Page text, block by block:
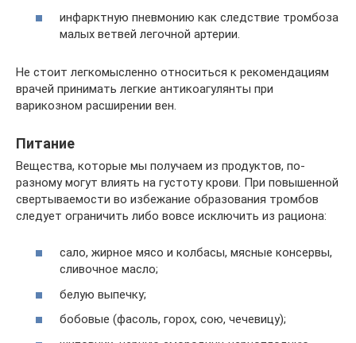
инфарктную пневмонию как следствие тромбоза
малых ветвей легочной артерии.
Не стоит легкомысленно относиться к рекомендациям
врачей принимать легкие антикоагулянты при
варикозном расширении вен.
Питание
Вещества, которые мы получаем из продуктов, по-
разному могут влиять на густоту крови. При повышенной
свертываемости во избежание образования тромбов
следует ограничить либо вовсе исключить из рациона:
сало, жирное мясо и колбасы, мясные консервы,
сливочное масло;
белую выпечку;
бобовые (фасоль, горох, сою, чечевицу);